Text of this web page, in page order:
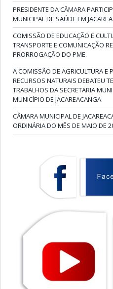
PRESIDENTE DA CÂMARA
MUNICIPAL DE SAÚDE EM
COMISSÃO DE EDUCAÇÃO E
TRANSPORTE E COMUNICAÇÃO
PRORROGAÇÃO DO PME.
A COMISSÃO DE AGRICULTURA E
RECURSOS NATURAIS DEBATEU
TRABALHOS DA SECRETARIA
MUNICÍPIO DE JACAREACANGA.
CÂMARA MUNICIPAL DE
ORDINÁRIA DO MÊS DE MAIO DE